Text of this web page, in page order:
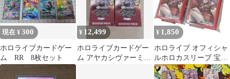
現在 ¥300
ホロライブカードゲー
ム RR 8枚セット
¥ 12,499
ホロライブカードゲー
ム アヤカシヴァーミリ
¥ 1,850
ホロライブ オフィシャ
ルホロカスリーブ 宝鐘
マリン 2個セット